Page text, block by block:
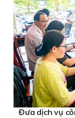
Đưa dịch vụ